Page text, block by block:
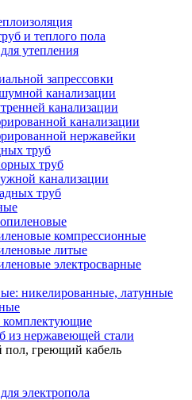
и теплого пола
утепления
запрессовки
канализации
канализации
канализации
нержавейки
труб
труб
канализации
труб
компрессионные
литые
электросварные
никелированные, латунные
комплектующие
из нержавеющей стали
пол, греющий кабель
электропола